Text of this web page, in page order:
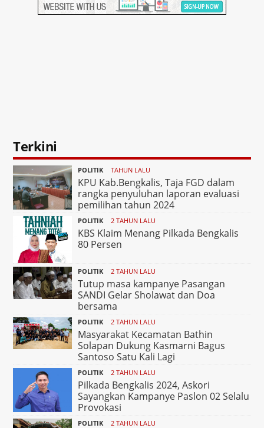
Terkini
POLITIK TAHUN LALU
KPU Kab.Bengkalis, Taja FGD dalam
rangka penyuluhan laporan evaluasi
pemilihan tahun 2024
POLITIK 2 TAHUN LALU
KBS Klaim Menang Pilkada Bengkalis
80 Persen
POLITIK 2 TAHUN LALU
Tutup masa kampanye Pasangan
SANDI Gelar Sholawat dan Doa
bersama
POLITIK 2 TAHUN LALU
Masyarakat Kecamatan Bathin
Solapan Dukung Kasmarni Bagus
Santoso Satu Kali Lagi
POLITIK 2 TAHUN LALU
Pilkada Bengkalis 2024, Askori
Sayangkan Kampanye Paslon 02 Selalu
Provokasi
POLITIK 2 TAHUN LALU